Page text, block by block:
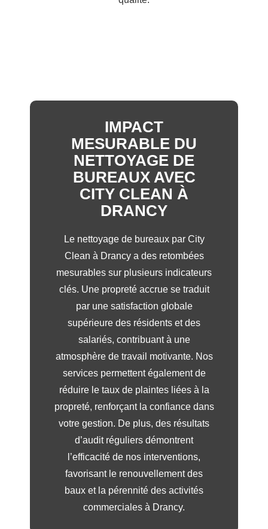
IMPACT
MESURABLE DU
NETTOYAGE DE
BUREAUX AVEC
CITY CLEAN À
DRANCY
Le nettoyage de bureaux par City
Clean à Drancy a des retombées
mesurables sur plusieurs indicateurs
clés. Une propreté accrue se traduit
par une satisfaction globale
supérieure des résidents et des
salariés, contribuant à une
atmosphère de travail motivante. Nos
services permettent également de
réduire le taux de plaintes liées à la
propreté, renforçant la confiance dans
votre gestion. De plus, des résultats
d’audit réguliers démontrent
l’efficacité de nos interventions,
favorisant le renouvellement des
baux et la pérennité des activités
commerciales à Drancy.